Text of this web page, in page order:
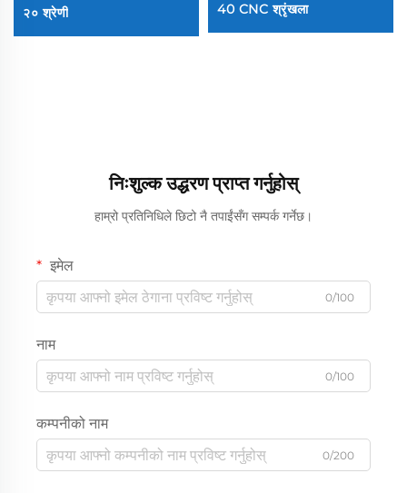
२० श्रेणी 40 CNC श्रृंखला
निःशुल्क उद्धरण प्राप्त गर्नुहोस्
हाम्रो प्रतिनिधिले छिटो नै तपाईंसँग सम्पर्क गर्नेछ।
इमेल
0/100
नाम
0/100
कम्पनीको नाम
0/200